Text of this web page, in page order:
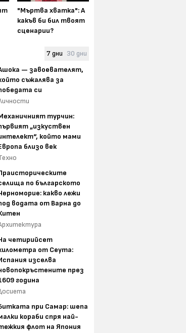
"Мъртва хватка": А
какъв би бил твоят
сценарии?
7 дни 30 дни
— завоевателят,
съжалява за
си
турчин:
„изкуствен
който мами
близо век
по българското
какво лежи
водата от Варна до
четирийсет
от Сеута:
изселва
през
година
при Самар: шепа
кораби спря най-
флот на Япония